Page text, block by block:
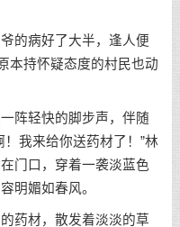
的病好了大半，逢人便
本持怀疑态度的村民也动
阵轻快的脚步声，伴随
我来给你送药材了！”林
门口，穿着一袭淡蓝色
明媚如春风。
药材，散发着淡淡的草